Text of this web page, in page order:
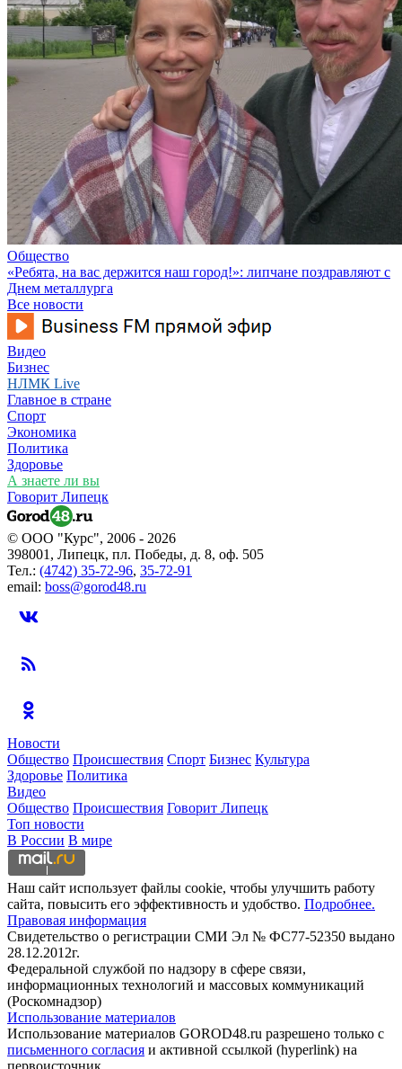
Общество
«Ребята, на вас держится наш город!»: липчане поздравляют с
Днем металлурга
Все новости
Видео
Бизнес
НЛМК Live
Главное в стране
Спорт
Экономика
Политика
Здоровье
А знаете ли вы
Говорит Липецк
© ООО "Курс", 2006 - 2026
398001, Липецк, пл. Победы, д. 8, оф. 505
Тел.: (4742) 35-72-96, 35-72-91
email: boss@gorod48.ru
Новости
Общество Происшествия Спорт Бизнес Культура
Здоровье Политика
Видео
Общество Происшествия Говорит Липецк
Топ новости
В России В мире
Наш сайт использует файлы cookie, чтобы улучшить работу
сайта, повысить его эффективность и удобство. Подробнее.
Правовая информация
Свидетельство о регистрации СМИ Эл № ФС77-52350 выдано
28.12.2012г.
Федеральной службой по надзору в сфере связи,
информационных технологий и массовых коммуникаций
(Роскомнадзор)
Использование материалов
Использование материалов GOROD48.ru разрешено только с
письменного согласия и активной ссылкой (hyperlink) на